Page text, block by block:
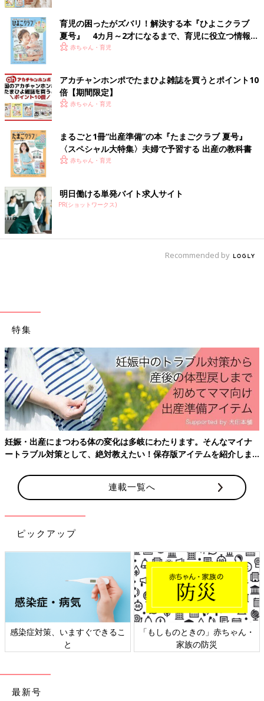
出典：Instagramアカウント「ayaka_3117」
ayakaさんは、リアルレザークロッグサンダル（3,990円）を購
入。こちらはメンズアイテムなんだとか。見つけた瞬間に買う
っ！となるほど一目ぼれしたんだそう。デニムやワンピースに合
出典：Instagramアカウント「yuka.h78」
Yukaさんは、ポインテッドフラットサンダル（2,490円）を購
入。発売後すぐに売り切れてしまったけど、再入荷のタイミング
でゲットできたんだとか。ツヤっとしたゴールドの存在感がなん
とも素敵ですよね。デニムでもワンピでもスラックスでも絶対可
愛いなぁ...とにやけてしまう♪ コレは買いなサンダルですね。
ラットサンダル（1,990円）
育児の困ったがズバリ！解決する本『ひよこクラブ
夏号』 4カ月～2才になるまで、育児に役立つ情報が
いっぱい！
赤ちゃん・育児
アカチャンホンポでたまひよ雑誌を買うとポイント10
倍【期間限定】
赤ちゃん・育児
まるごと1冊“出産準備”の本『たまごクラブ 夏号』
〈スペシャル大特集〉夫婦で予習する 出産の教科書
赤ちゃん・育児
明日働ける単発バイト求人サイト
PR(ショットワークス)
Recommended by
特集
妊娠・出産にまつわる体の変化は多岐にわたります。そんなマイナ
ートラブル対策として、絶対教えたい！保存版アイテムを紹介しま
連載一覧へ
ピックアップ
感染症対策、いますぐできるこ
と
「もしものときの」赤ちゃん・
家族の防災
最新号